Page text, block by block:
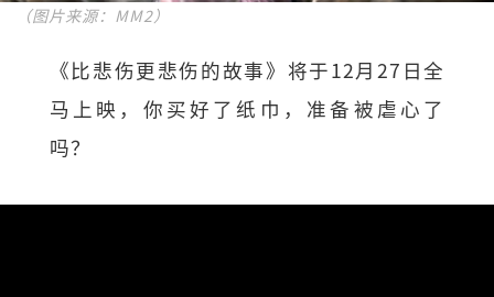
（图片来源：MM2）
《比悲伤更悲伤的故事》将于12月27日全
马上映，你买好了纸巾，准备被虐心了
吗？